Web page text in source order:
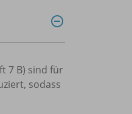
7 B) sind für
sodass